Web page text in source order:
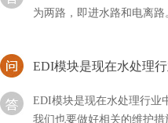
路：进水路是EDI系统中的
我们也要做好相关的维护措
洗元件中的膜元件，然后使